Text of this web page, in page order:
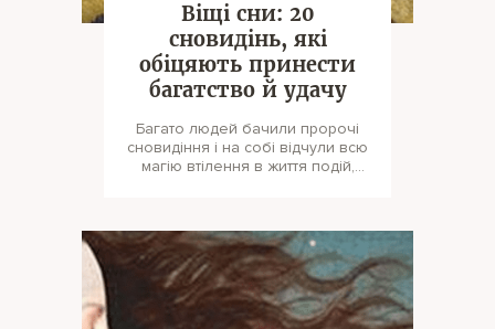
Віщі сни: 20
сновидінь, які
обіцяють принести
багатство й удачу
Багато людей бачили пророчі
сновидіння і на собі відчули всю
магію втілення в життя подій,